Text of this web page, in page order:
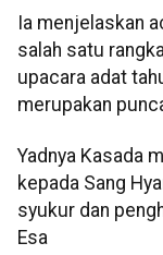
Ia menjelaskan
salah satu
upacara adat
merupakan
Yadnya Kasada
kepada Sang
syukur dan
Esa